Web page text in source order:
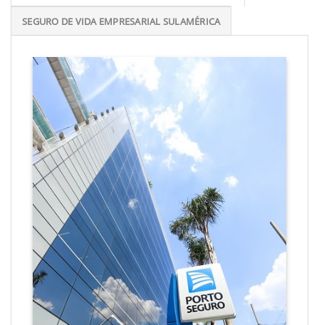
SEGURO DE VIDA EMPRESARIAL SULAMÉRICA